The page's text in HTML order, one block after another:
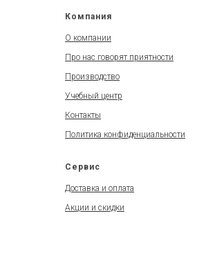
Компания
О компании
Про нас говорят приятности
Производство
Учебный центр
Контакты
Политика конфиденциальности
Сервис
Доставка и оплата
Акции и скидки